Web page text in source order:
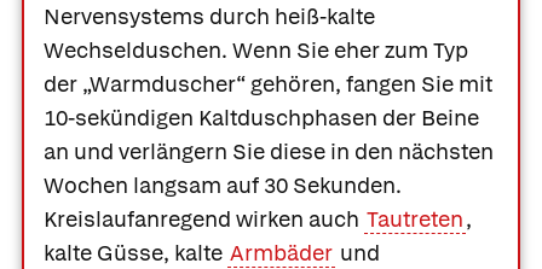
Nervensystems durch heiß-kalte
Wechselduschen. Wenn Sie eher zum Typ
der „Warmduscher“ gehören, fangen Sie mit
10-sekündigen Kaltduschphasen der Beine
an und verlängern Sie diese in den nächsten
Wochen langsam auf 30 Sekunden.
Kreislaufanregend wirken auch Tautreten,
kalte Güsse, kalte Armbäder und